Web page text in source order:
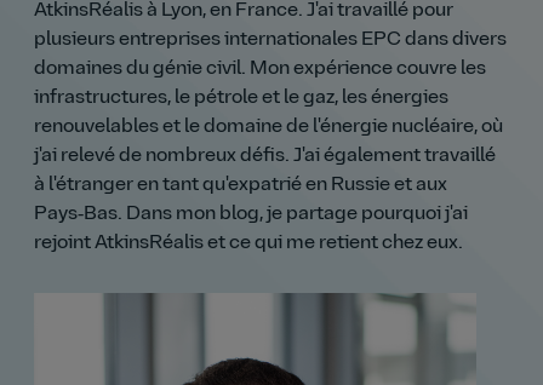
AtkinsRéalis à Lyon, en France. J'ai travaillé pour
plusieurs entreprises internationales EPC dans divers
domaines du génie civil. Mon expérience couvre les
infrastructures, le pétrole et le gaz, les énergies
renouvelables et le domaine de l'énergie nucléaire, où
j'ai relevé de nombreux défis. J'ai également travaillé
à l'étranger en tant qu'expatrié en Russie et aux
Pays‑Bas. Dans mon blog, je partage pourquoi j'ai
rejoint AtkinsRéalis et ce qui me retient chez eux.